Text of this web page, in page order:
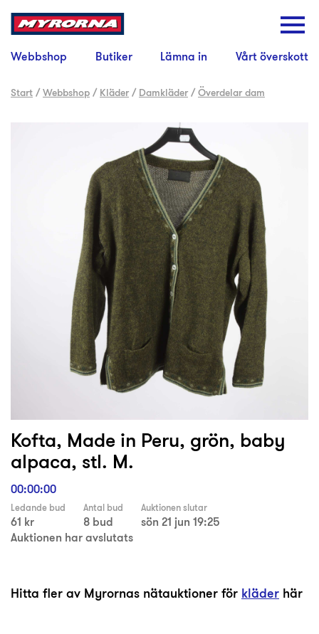
Webbshop Butiker Lämna in Vårt överskott
Start /Webbshop / Kläder / Damkläder /Överdelar dam
Kofta, Made in Peru, grön, baby
alpaca, stl. M.
00:00:00
Ledande bud
61 kr
Antal bud
8 bud
Auktionen slutar
sön 21 jun 19:25
Auktionen har avslutats
Hitta fler av Myrornas nätauktioner för kläder här